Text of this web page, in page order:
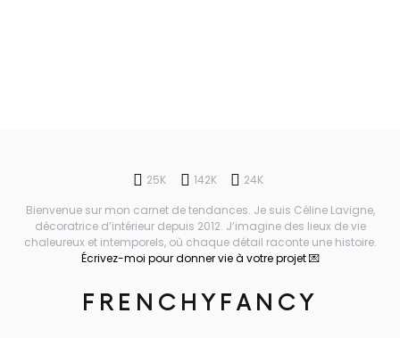
25K 142K
24K
Bienvenue sur mon carnet de tendances. Je suis Céline Lavigne,
décoratrice d’intérieur depuis 2012. J’imagine des lieux de vie
chaleureux et intemporels, où chaque détail raconte une histoire.
Écrivez-moi pour donner vie à votre projet 💌
FRENCHYFANCY